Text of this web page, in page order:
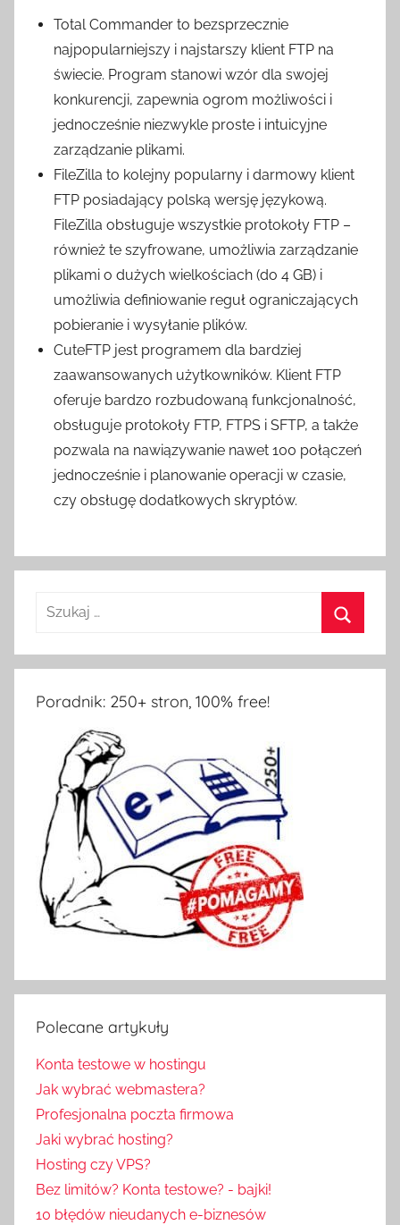
Total Commander to bezsprzecznie
najpopularniejszy i najstarszy klient FTP na
świecie. Program stanowi wzór dla swojej
konkurencji, zapewnia ogrom możliwości i
jednocześnie niezwykle proste i intuicyjne
zarządzanie plikami.
FileZilla to kolejny popularny i darmowy klient
FTP posiadający polską wersję językową.
FileZilla obsługuje wszystkie protokoły FTP –
również te szyfrowane, umożliwia zarządzanie
plikami o dużych wielkościach (do 4 GB) i
umożliwia definiowanie reguł ograniczających
pobieranie i wysyłanie plików.
CuteFTP jest programem dla bardziej
zaawansowanych użytkowników. Klient FTP
oferuje bardzo rozbudowaną funkcjonalność,
obsługuje protokoły FTP, FTPS i SFTP, a także
pozwala na nawiązywanie nawet 100 połączeń
jednocześnie i planowanie operacji w czasie,
czy obsługę dodatkowych skryptów.
Poradnik: 250+ stron, 100% free!
Polecane artykuły
Konta testowe w hostingu
Jak wybrać webmastera?
Profesjonalna poczta firmowa
Jaki wybrać hosting?
Hosting czy VPS?
Bez limitów? Konta testowe? - bajki!
10 błędów nieudanych e-biznesów